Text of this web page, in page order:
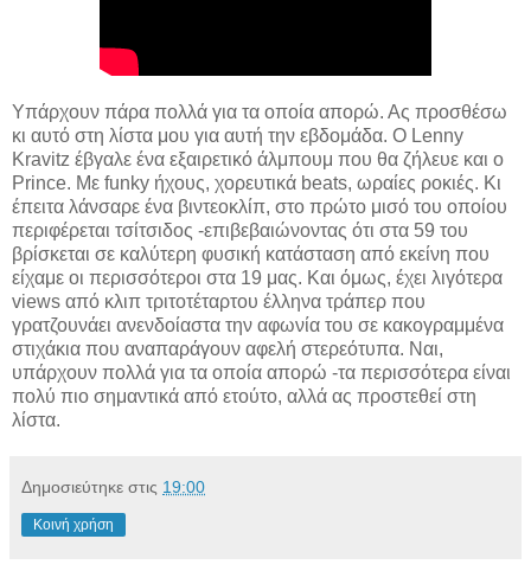
Υπάρχουν πάρα πολλά για τα οποία απορώ. Ας προσθέσω
κι αυτό στη λίστα μου για αυτή την εβδομάδα. Ο Lenny
Kravitz έβγαλε ένα εξαιρετικό άλμπουμ που θα ζήλευε και ο
Prince. Με funky ήχους, χορευτικά beats, ωραίες ροκιές. Κι
έπειτα λάνσαρε ένα βιντεοκλίπ, στο πρώτο μισό του οποίου
περιφέρεται τσίτσιδος -επιβεβαιώνοντας ότι στα 59 του
βρίσκεται σε καλύτερη φυσική κατάσταση από εκείνη που
είχαμε οι περισσότεροι στα 19 μας. Και όμως, έχει λιγότερα
views από κλιπ τριτοτέταρτου έλληνα τράπερ που
γρατζουνάει ανενδοίαστα την αφωνία του σε κακογραμμένα
στιχάκια που αναπαράγουν αφελή στερεότυπα. Ναι,
υπάρχουν πολλά για τα οποία απορώ -τα περισσότερα είναι
πολύ πιο σημαντικά από ετούτο, αλλά ας προστεθεί στη
λίστα.
Δημοσιεύτηκε στις 19:00
Κοινή χρήση